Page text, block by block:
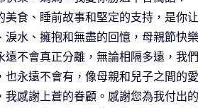
美食、睡前故事和堅定的支持，是你
淚水、擁抱和無盡的回憶，母親節快
遠不會真正分離，無論相隔多遠，我
也永遠不會有，像母親和兒子之間的
我感謝上蒼的眷顧。感謝您為我付出